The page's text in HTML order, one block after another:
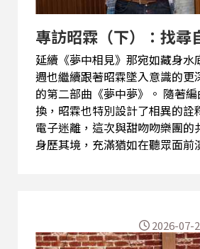
⇝EmptyORioＩＧ｜
https://www.instagram.com/
專訪昭霖（下）：找尋
延續《夢中相見》那宛如藏身水
週也繼續跟著昭霖墜入意識的更
的第二部曲《夢中夢》。 隨著編曲樂器與風格的轉
換，昭霖也特別設計了相異的詮
電子迷離，這次與甜吻吻樂團的
身歷其境，充滿猶如在聽眾面前
步〉中，則是輕輕唱出了面對聚
2026-07-